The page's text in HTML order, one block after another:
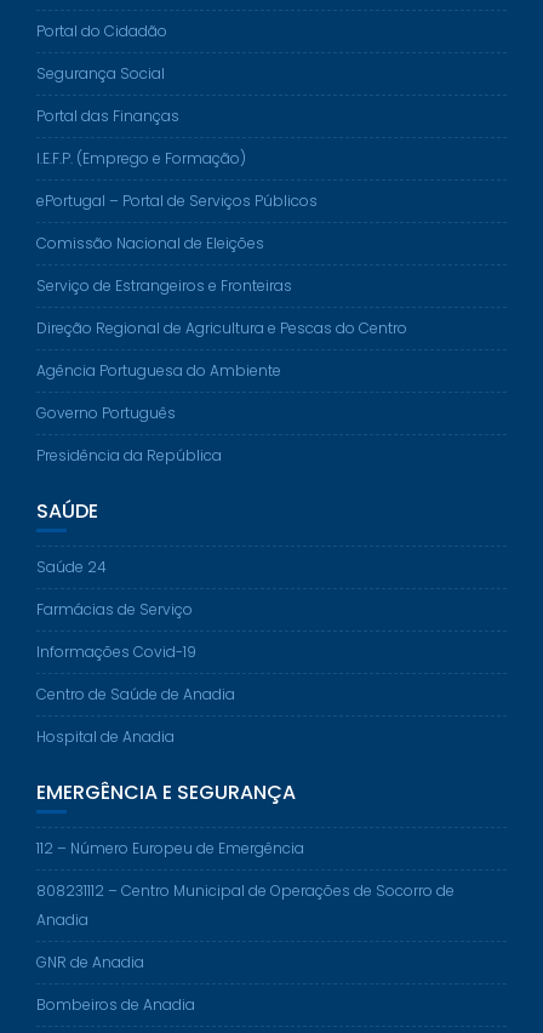
Portal do Cidadão
Segurança Social
Portal das Finanças
I.E.F.P. (Emprego e Formação)
ePortugal – Portal de Serviços Públicos
Comissão Nacional de Eleições
Serviço de Estrangeiros e Fronteiras
Direção Regional de Agricultura e Pescas do Centro
Agência Portuguesa do Ambiente
Governo Português
Presidência da República
SAÚDE
Saúde 24
Farmácias de Serviço
Informações Covid-19
Centro de Saúde de Anadia
Hospital de Anadia
EMERGÊNCIA E SEGURANÇA
112 – Número Europeu de Emergência
808231112 – Centro Municipal de Operações de Socorro de
Anadia
GNR de Anadia
Bombeiros de Anadia